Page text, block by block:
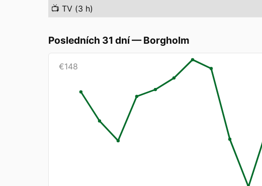
📺 TV (3 h)
Posledních 31 dní—Borgholm
€148